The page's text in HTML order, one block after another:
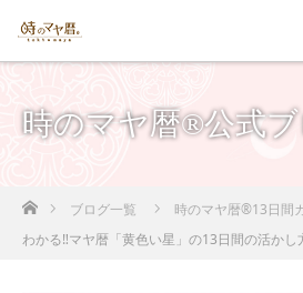
時のマヤ暦®公式
ホームブログ一覧 時のマヤ暦®13日間
わかる‼️マヤ暦「黄色い星」の13日間の活かし